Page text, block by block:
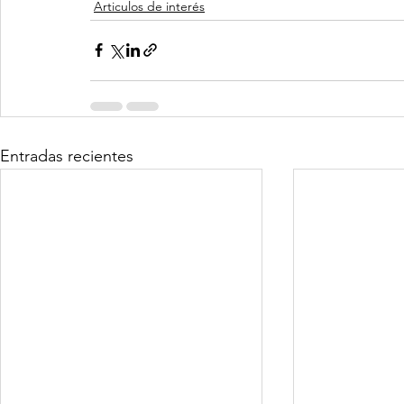
Articulos de interés
Entradas recientes